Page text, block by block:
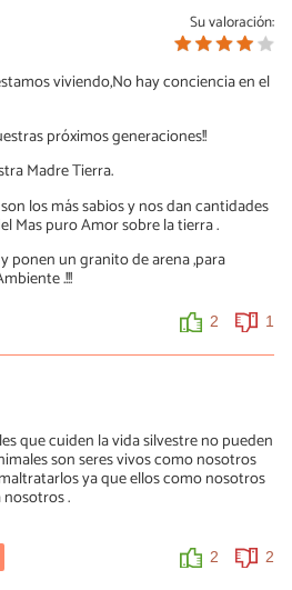
su pelaje ya que tener esetipo de pelaje
se ve ''elegante'' o ''fino'' no le veo lo
Su valoración:
viviendo,No hay conciencia en el
próximos generaciones!!
Madre Tierra.
los más sabios y nos dan cantidades
Mas puro Amor sobre la tierra .
ponen un granito de arena ,para
.!!!
2 1
que cuiden la vida silvestre no pueden
son seres vivos como nosotros
ya que ellos como nosotros
.
2 2